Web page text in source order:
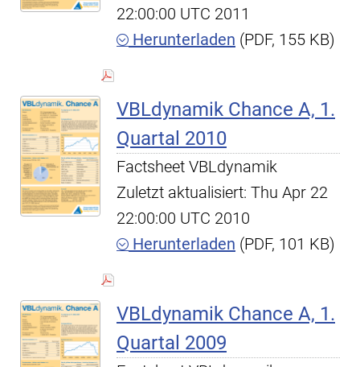
22:00:00 UTC 2011
Herunterladen (PDF, 155 KB)
VBLdynamik Chance A, 1.
Quartal 2010
Factsheet VBLdynamik
Zuletzt aktualisiert: Thu Apr 22
22:00:00 UTC 2010
Herunterladen (PDF, 101 KB)
VBLdynamik Chance A, 1.
Quartal 2009